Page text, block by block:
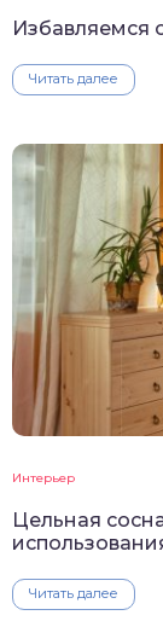
Избавляемся
Читать далее
Интерьер
Цельная
Читать далее